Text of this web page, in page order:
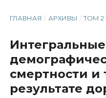
ГЛАВНАЯ / АРХИВЫ / ТОМ 2
смертности и
результате